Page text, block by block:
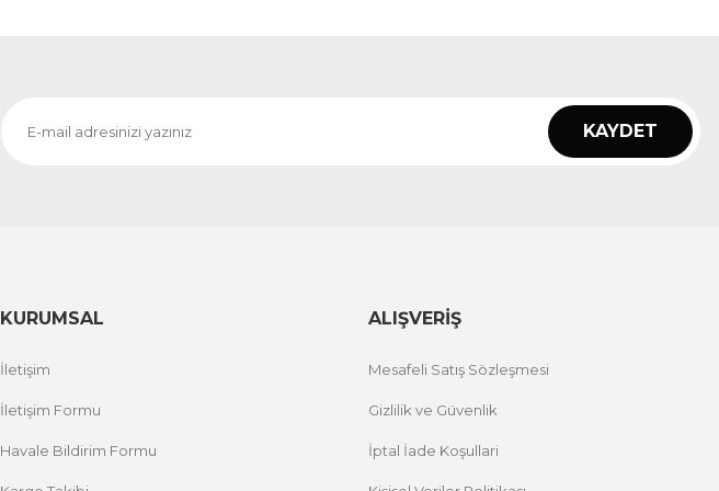
KAYDET
KURUMSAL
İletişim
İletişim Formu
Havale Bildirim Formu
ALIŞVERİŞ
Mesafeli Satış Sözleşmesi
Gizlilik ve Güvenlik
İptal İade Koşullari